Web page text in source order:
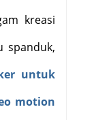
kreasi
spanduk,
untuk
motion